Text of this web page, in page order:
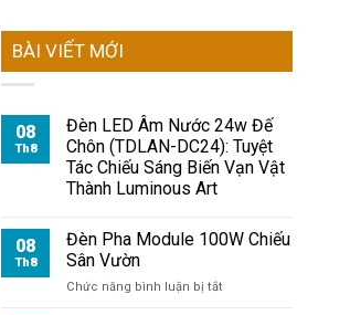
BÀI VIẾT MỚI
08
Th8
Đèn LED Âm Nước 24w Đế
Chôn (TDLAN-DC24): Tuyệt
Tác Chiếu Sáng Biến Vạn Vật
Thành Luminous Art
08
Th8
Đèn Pha Module 100W Chiếu
Sân Vườn
Chức năng bình luận bị tắt